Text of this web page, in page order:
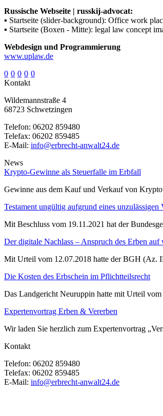
Russische Webseite | russkij-advocat:
▪ Startseite (slider-background): Office work
▪ Startseite (Boxen - Mitte): legal law concept
Webdesign und Programmierung
www.uplaw.de
0 0 0 0 0
Kontakt
Wildemannstraße 4
68723 Schwetzingen
Telefon: 06202 859480
Telefax: 06202 859485
E-Mail: info@erbrecht-anwalt24.de
News
Krypto-Gewinne als Steuerfalle im Erbfall
Gewinne aus dem Kauf und Verkauf von
Testament ungültig aufgrund eines unzulässigen
Mit Beschluss vom 19.11.2021 hat der
Der digitale Nachlass – Anspruch des Erben
Mit Urteil vom 12.07.2018 hatte der BGH (Az.
Die Kosten des Erbschein im Pflichtteilsrecht
Das Landgericht Neuruppin hatte mit Urteil
Expertenvortrag Erben & Vererben
Wir laden Sie herzlich zum Expertenvortrag
Kontakt
Telefon: 06202 859480
Telefax: 06202 859485
E-Mail: info@erbrecht-anwalt24.de